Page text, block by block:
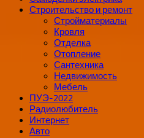
Строительство и ремонт
Стройматериалы
Кровля
Отделка
Отопление
Сантехника
Недвижимость
Мебель
ПУЭ-2022
Радиолюбитель
Интернет
Авто